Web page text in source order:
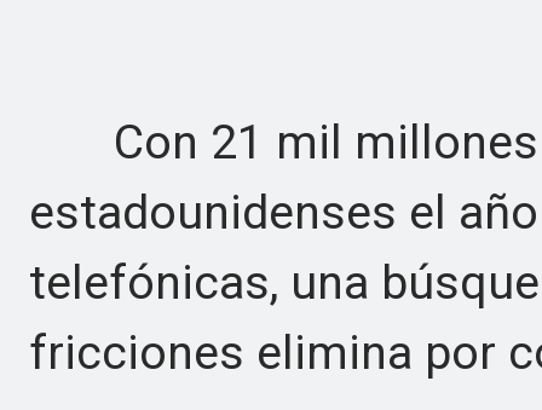
Con 21 mil millones
estadounidenses el
telefónicas, una
fricciones elimina por